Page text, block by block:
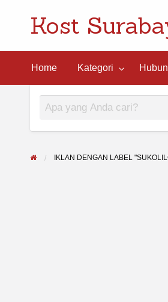
Kost
Home Kategori
IKLAN DENGAN LABEL